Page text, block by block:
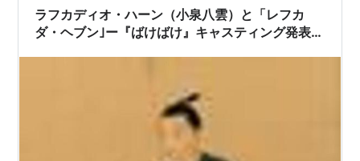
んな味がするんだろ？こんな料理食…
ラフカディオ・ハーン（小泉八雲）と「レフカ
ダ・ヘブン｣ー『ばけばけ』キャスティング発表に